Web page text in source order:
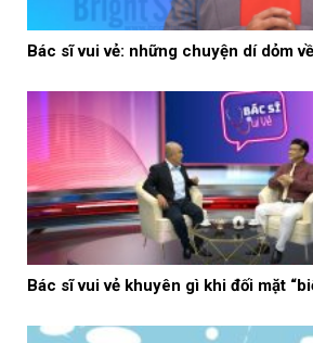
Bác sĩ vui vẻ: những chuyện dí dỏm
Bác sĩ vui vẻ khuyên gì khi đối mặt